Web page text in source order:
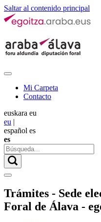
Saltar al contenido principal
Mi Carpeta
Contacto
euskara eu
eu |
español es
es
Trámites - Sede
Foral de Álava -